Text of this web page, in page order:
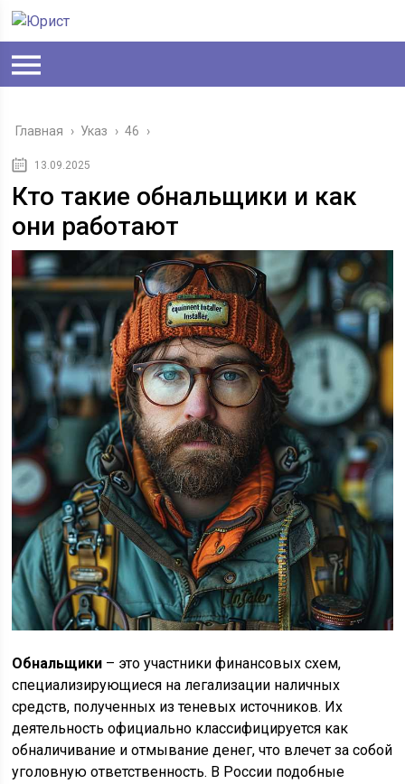
Главная › Указ › 46 ›
13.09.2025
Кто такие обнальщики и как
они работают
Обнальщики – это участники финансовых схем,
специализирующиеся на легализации наличных
средств, полученных из теневых источников. Их
деятельность официально классифицируется как
обналичивание и отмывание денег, что влечет за собой
уголовную ответственность. В России подобные